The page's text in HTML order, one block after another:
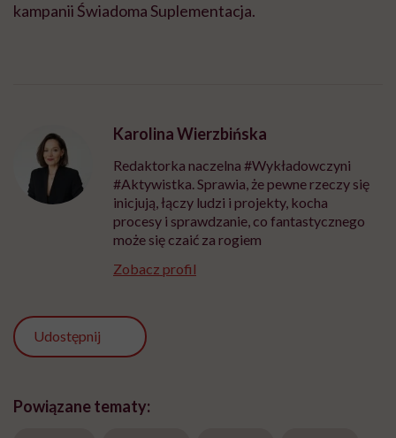
kampanii Świadoma Suplementacja.
Karolina Wierzbińska
Redaktorka naczelna #Wykładowczyni
#Aktywistka. Sprawia, że pewne rzeczy się
inicjują, łączy ludzi i projekty, kocha
procesy i sprawdzanie, co fantastycznego
może się czaić za rogiem
Zobacz profil
Udostępnij
Powiązane tematy: